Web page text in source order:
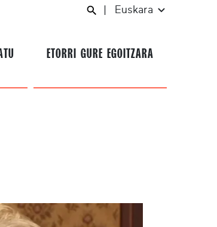
Euskara
ETORRI GURE EGOITZARA